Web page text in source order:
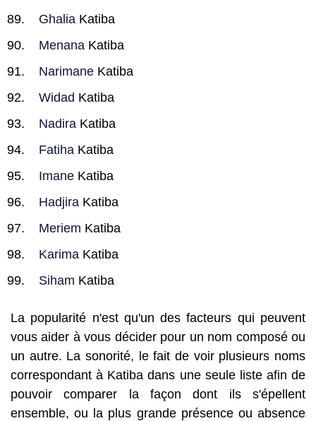
Ghalia Katiba
Menana Katiba
Narimane Katiba
Widad Katiba
Nadira Katiba
Fatiha Katiba
Imane Katiba
Hadjira Katiba
Meriem Katiba
Karima Katiba
Siham Katiba
La popularité n'est qu'un des facteurs qui peuvent
vous aider à vous décider pour un nom composé ou
un autre. La sonorité, le fait de voir plusieurs noms
correspondant à Katiba dans une seule liste afin de
pouvoir comparer la façon dont ils s'épellent
ensemble, ou la plus grande présence ou absence